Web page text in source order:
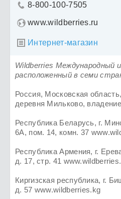
 8-800-100-7505
www.wildberries.ru
 Интернет-магазин
Wildberries Международный
расположенный в семи
Россия, Московская
деревня Мильково,
Республика Беларусь, г.
6А, пом. 14, комн. 37
Республика Армения, г.
д. 17, стр. 41
Киргизская республика, г.
д. 57 www.wildberries.kg